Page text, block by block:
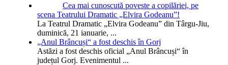
Cea mai cunoscută poveste a copilăriei, pe
scena Teatrului Dramatic „Elvira Godeanu”!
La Teatrul Dramatic „Elvira Godeanu” din Târgu-Jiu,
duminică, 21 ianuarie, ...
„Anul Brâncuși“ a fost deschis în Gorj
Astăzi a fost deschis oficial „Anul Brâncuși“ în
județul Gorj. Evenimentul ...